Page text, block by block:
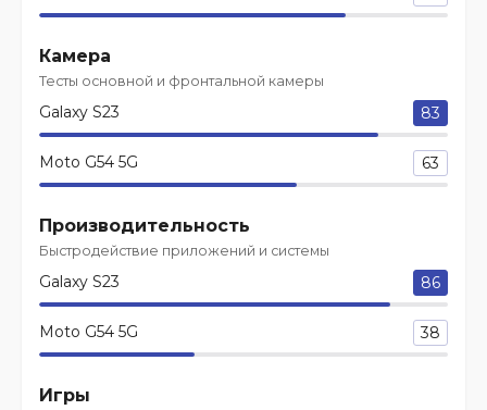
Камера
Тесты основной и фронтальной камеры
Galaxy S23 83
Moto G54 5G 63
Производительность
Быстродействие приложений и системы
Galaxy S23 86
Moto G54 5G 38
Игры